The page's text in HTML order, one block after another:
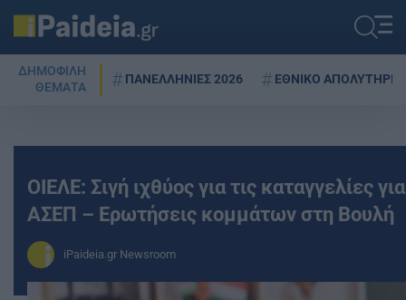
ΔΗΜΟΦΙΛΗ
ΘΕΜΑΤΑ
ΠΑΝΕΛΛΗΝΙΕΣ 2026 ΕΘΝΙΚΟ ΑΠΟΛΥΤΗΡΙΟ
ΟΙΕΛΕ: Σιγή ιχθύος για τις καταγγελίες
ΑΣΕΠ – Ερωτήσεις κομμάτων στη Βουλή
iPaideia.gr Newsroom